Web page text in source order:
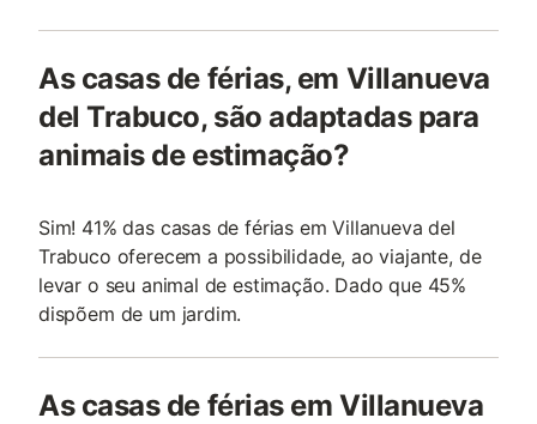
As casas de férias, em Villanueva
del Trabuco, são adaptadas para
animais de estimação?
Sim! 41% das casas de férias em Villanueva del
Trabuco oferecem a possibilidade, ao viajante, de
levar o seu animal de estimação. Dado que 45%
dispõem de um jardim.
As casas de férias em Villanueva